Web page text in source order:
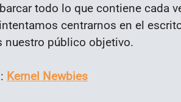
todo lo que contiene cada
centrarnos en el
nuestro público objetivo.
Kernel Newbies